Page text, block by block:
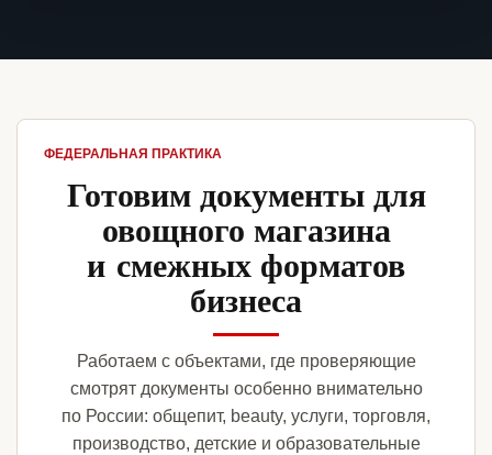
ФЕДЕРАЛЬНАЯ ПРАКТИКА
Готовим документы для
овощного магазина
и смежных форматов
бизнеса
Работаем с объектами, где проверяющие
смотрят документы особенно внимательно
по России: общепит, beauty, услуги, торговля,
производство, детские и образовательные